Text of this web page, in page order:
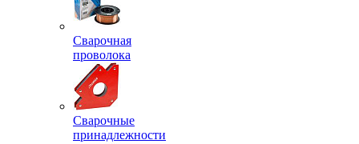
Сварочная
проволока
Сварочные
принадлежности